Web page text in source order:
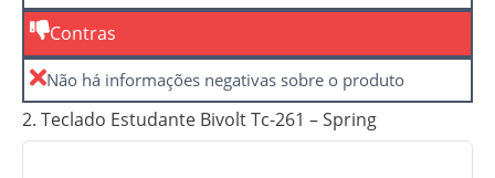
Contras
Não há informações negativas sobre o produto
2. Teclado Estudante Bivolt Tc-261 – Spring